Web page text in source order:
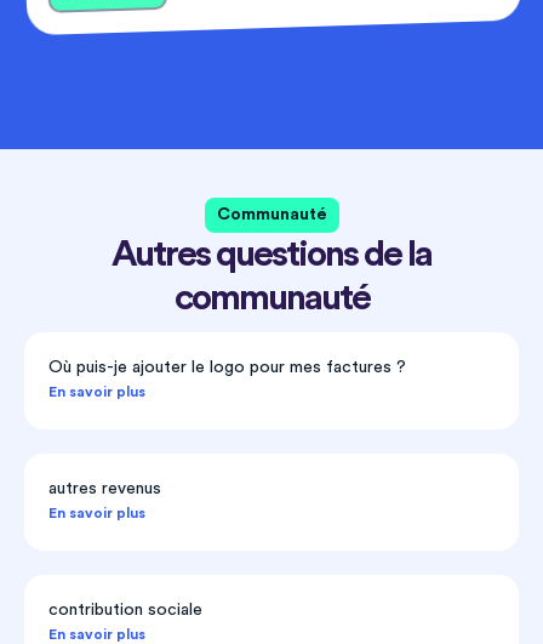
Communauté
Autres questions de la
communauté
Où puis-je ajouter le logo pour mes factures ?
En savoir plus
autres revenus
En savoir plus
contribution sociale
En savoir plus